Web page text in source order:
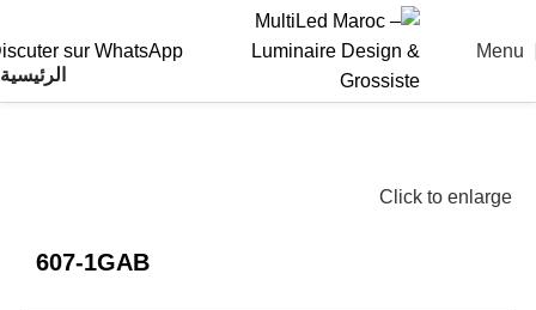
Menu
sur WhatsApp
الرئيسية
Click to enlarge
607-1GAB